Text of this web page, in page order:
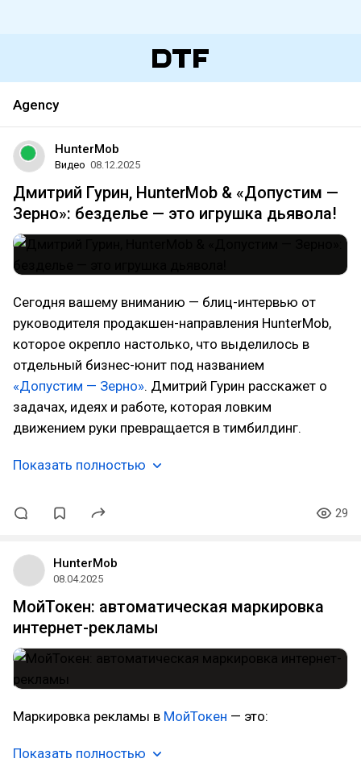
Agency
HunterMob
Видео 08.12.2025
Дмитрий Гурин, HunterMob & «Допустим —
Зерно»: безделье — это игрушка дьявола!
Сегодня вашему вниманию — блиц-интервью от
руководителя продакшен-направления HunterMob,
которое окрепло настолько, что выделилось в
отдельный бизнес-юнит под названием
«Допустим — Зерно». Дмитрий Гурин расскажет о
задачах, идеях и работе, которая ловким
движением руки превращается в тимбилдинг.
Показать полностью
29
HunterMob
08.04.2025
МойТокен: автоматическая маркировка
интернет-рекламы
Маркировка рекламы в МойТокен — это:
Показать полностью